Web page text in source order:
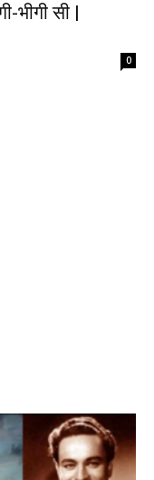
भीगी सी |
0